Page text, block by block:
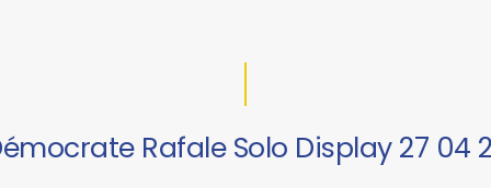
Rafale Solo Display 27 04